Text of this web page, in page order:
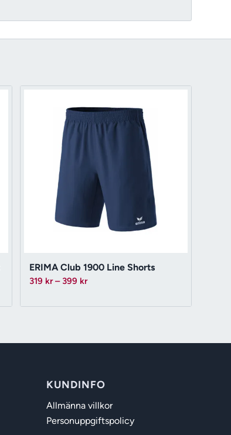
ERIMA Club 1900 Line Shorts
319 kr – 399 krPrisintervall:
till
KUNDINFO
Allmänna villkor
Personuppgiftspolicy